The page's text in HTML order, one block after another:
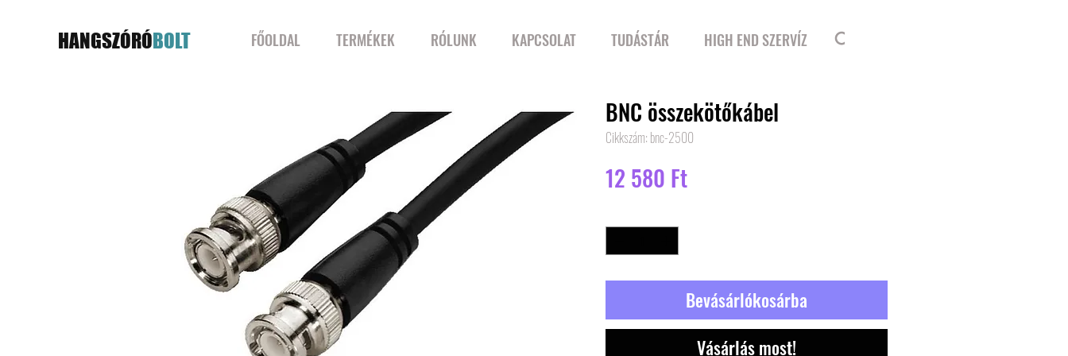
HANGSZÓRÓBOLT FŐOLDAL TERMÉKEK RÓLUNK KAPCSOLAT TUDÁSTÁR HIGH END SZERVÍZ
BNC összekötőkábel
Cikkszám: bnc-2500
12 580 FtÁr
Bevásárlókosárba
Vásárlás most!